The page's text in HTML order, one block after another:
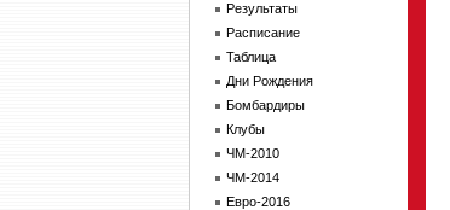
Результаты
Расписание
Таблица
Дни Рождения
Бомбардиры
Клубы
ЧМ-2010
ЧМ-2014
Евро-2016